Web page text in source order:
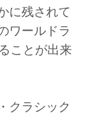
に残されて
ワールドラ
ことが出来
クラシック